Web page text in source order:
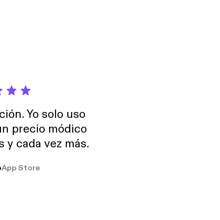
tiempo. Como
preferir no
sea
Yo solo uso
precio módico
y cada vez más.
App Store